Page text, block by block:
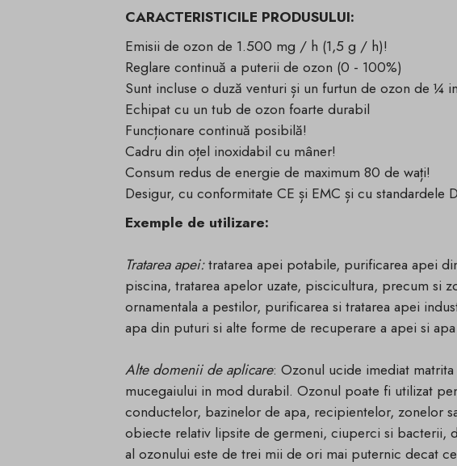
CARACTERISTICILE PRODUSULUI:
Emisii de ozon de 1.500 mg / h (1,5 g / h)!
Reglare continuă a puterii de ozon (0 - 100%)
Sunt incluse o duză venturi și un furtun de ozon de ¼
Echipat cu un tub de ozon foarte durabil
Funcționare continuă posibilă!
Cadru din oțel inoxidabil cu mâner!
Consum redus de energie de maximum 80 de wați!
Desigur, cu conformitate CE și EMC și cu standardele
Exemple de utilizare:
Tratarea apei:tratarea apei potabile, purificarea apei
piscina, tratarea apelor uzate, piscicultura, precum si
ornamentala a pestilor, purificarea si tratarea apei
apa din puturi si alte forme de recuperare a apei si
Alte domenii de aplicare: Ozonul ucide imediat
mucegaiului in mod durabil. Ozonul poate fi utilizat
conductelor, bazinelor de apa, recipientelor, zonelor
obiecte relativ lipsite de germeni, ciuperci si bacterii,
al ozonului este de trei mii de ori mai puternic decat